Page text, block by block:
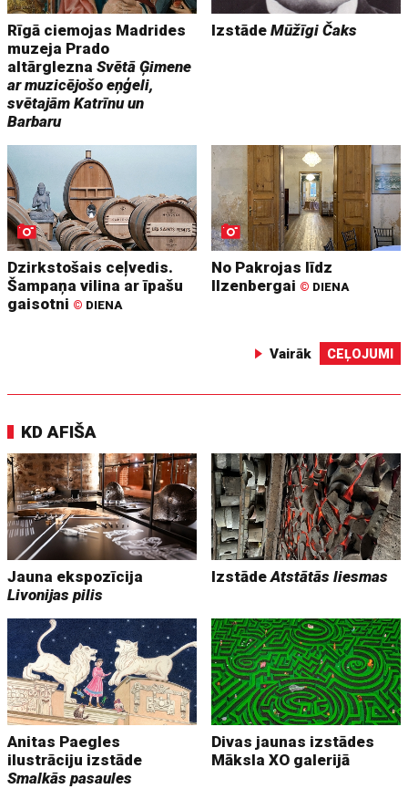
Rīgā ciemojas Madrides
muzeja Prado
altārgleznaSvētā Ģimene
ar muzicējošo eņģeli,
svētajām Katrīnu un
Barbaru
IzstādeMūžīgi Čaks
Dzirkstošais ceļvedis.
Šampaņa vilina ar īpašu
gaisotni © DIENA
No Pakrojas līdz
Ilzenbergai © DIENA
Vairāk CEĻOJUMI
KD AFIŠA
Jauna ekspozīcija
Livonijas pilis
IzstādeAtstātās liesmas
Anitas Paegles
ilustrāciju izstāde
Smalkās pasaules
Divas jaunas izstādes
Māksla XO galerijā